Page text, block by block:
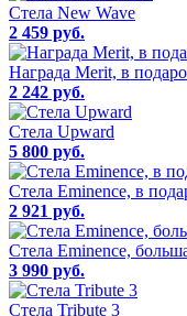
Стела New Wave
2 459 руб.
Награда Merit, в
2 242 руб.
Стела Upward
5 800 руб.
Стела Eminence, в
2 921 руб.
Стела Eminence,
3 990 руб.
Стела Tribute 3